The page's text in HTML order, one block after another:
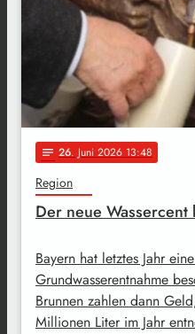
notes 26. Juni 2026 13:48
Region
Der neue Wassercent
Bayern hat letztes Jahr
Grundwasserentnahme
Brunnen zahlen dann
Millionen Liter im Jahr